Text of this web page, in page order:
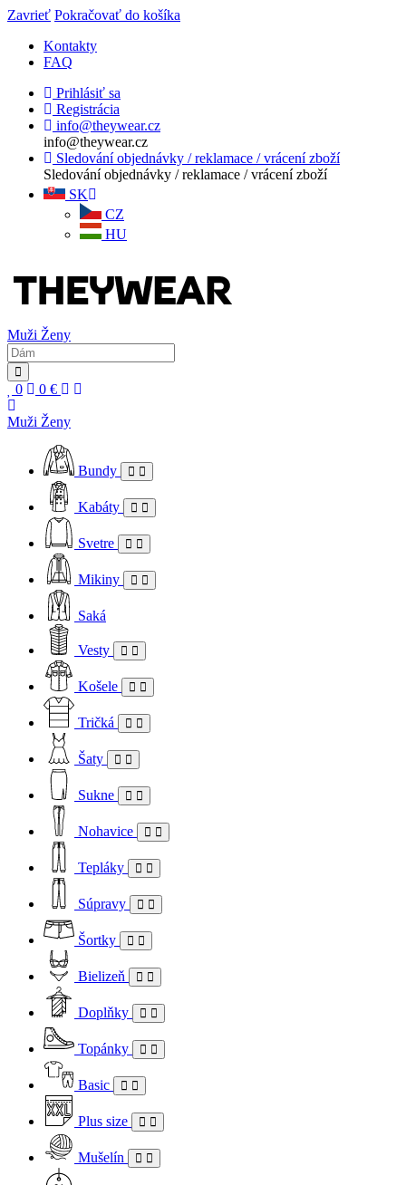
Zavrieť Pokračovať do košíka
Kontakty
FAQ
Prihlásiť sa
Registrácia
info@theywear.cz
info@theywear.cz
Sledování objednávky / reklamace / vrácení zboží
Sledování objednávky / reklamace / vrácení zboží
SK
CZ
HU
Muži Ženy
0 0 €
Muži Ženy
Bundy
Kabáty
Svetre
Mikiny
Saká
Vesty
Košele
Tričká
Šaty
Sukne
Nohavice
Tepláky
Súpravy
Šortky
Bielizeň
Doplňky
Topánky
Basic
Plus size
Mušelín